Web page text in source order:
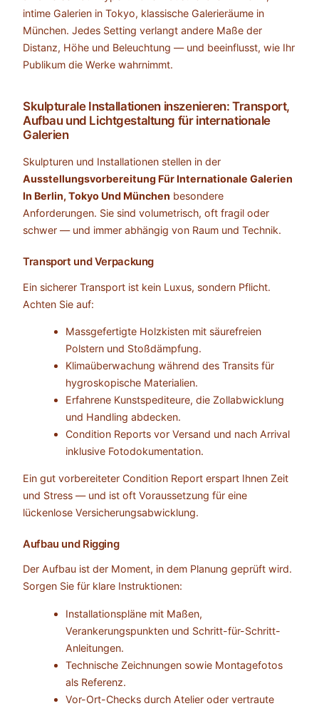
intime Galerien in Tokyo, klassische Galerieräume in
München. Jedes Setting verlangt andere Maße der
Distanz, Höhe und Beleuchtung — und beeinflusst, wie Ihr
Publikum die Werke wahrnimmt.
Skulpturale Installationen inszenieren: Transport,
Aufbau und Lichtgestaltung für internationale
Galerien
Skulpturen und Installationen stellen in der
Ausstellungsvorbereitung Für Internationale Galerien
In Berlin, Tokyo Und München besondere
Anforderungen. Sie sind volumetrisch, oft fragil oder
schwer — und immer abhängig von Raum und Technik.
Transport und Verpackung
Ein sicherer Transport ist kein Luxus, sondern Pflicht.
Achten Sie auf:
Massgefertigte Holzkisten mit säurefreien
Polstern und Stoßdämpfung.
Klimaüberwachung während des Transits für
hygroskopische Materialien.
Erfahrene Kunstspediteure, die Zollabwicklung
und Handling abdecken.
Condition Reports vor Versand und nach Arrival
inklusive Fotodokumentation.
Ein gut vorbereiteter Condition Report erspart Ihnen Zeit
und Stress — und ist oft Voraussetzung für eine
lückenlose Versicherungsabwicklung.
Aufbau und Rigging
Der Aufbau ist der Moment, in dem Planung geprüft wird.
Sorgen Sie für klare Instruktionen:
Installationspläne mit Maßen,
Verankerungspunkten und Schritt-für-Schritt-
Anleitungen.
Technische Zeichnungen sowie Montagefotos
als Referenz.
Vor-Ort-Checks durch Atelier oder vertraute